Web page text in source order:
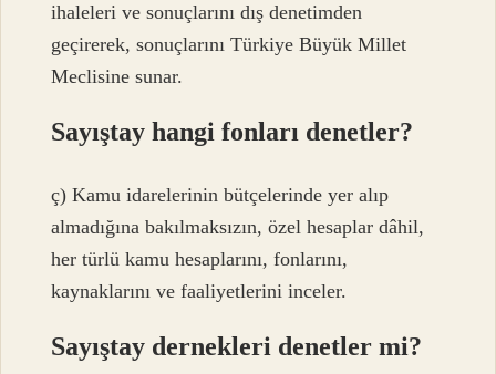
ihaleleri ve sonuçlarını dış denetimden
geçirerek, sonuçlarını Türkiye Büyük Millet
Meclisine sunar.
Sayıştay hangi fonları denetler?
ç) Kamu idarelerinin bütçelerinde yer alıp
almadığına bakılmaksızın, özel hesaplar dâhil,
her türlü kamu hesaplarını, fonlarını,
kaynaklarını ve faaliyetlerini inceler.
Sayıştay dernekleri denetler mi?